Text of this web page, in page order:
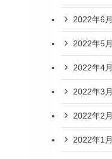
2022年6月
2022年5月
2022年4月
2022年3月
2022年2月
2022年1月